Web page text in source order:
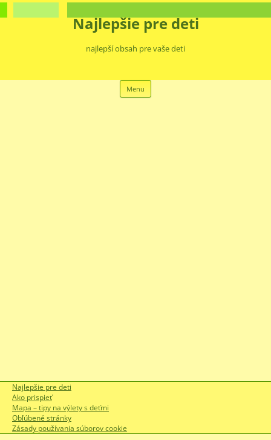
Najlepšie pre deti
najlepší obsah pre vaše deti
Menu Preskočiť
Najlepšie pre deti
Ako prispieť
Mapa – tipy na výlety s deťmi
Obľúbené stránky
Zásady používania súborov cookie